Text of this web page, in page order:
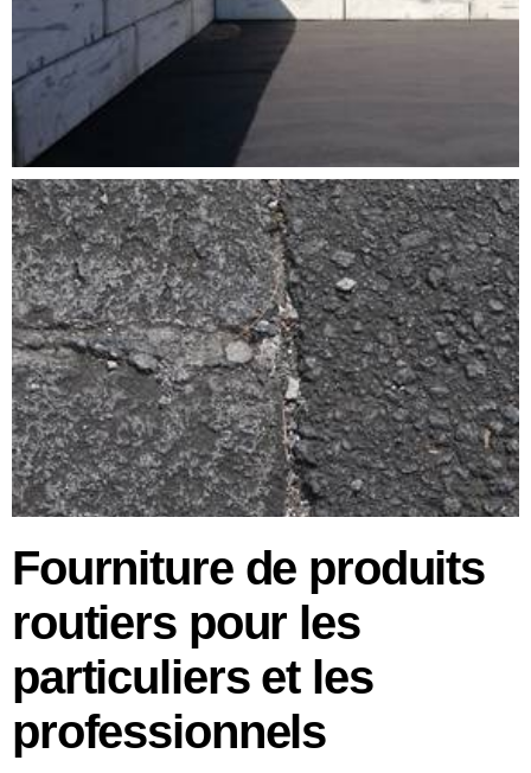
Fourniture de produits
routiers pour les
particuliers et les
professionnels